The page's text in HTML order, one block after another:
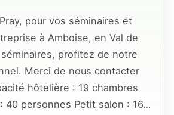
pour vos séminaires et
à Amboise, en Val de
profitez de notre
Merci de nous contacter
hôtelière : 19 chambres
40 personnes Petit salon : 16…